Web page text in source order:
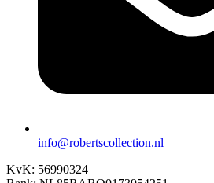
info@robertscollection.nl
KvK: 56990324